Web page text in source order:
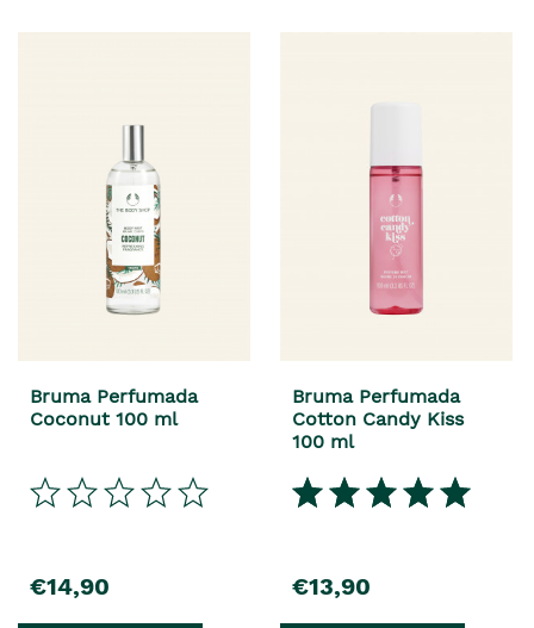
Bruma Perfumada
Coconut 100 ml
€14,90
Bruma Perfumada
Cotton Candy Kiss
100 ml
€13,90